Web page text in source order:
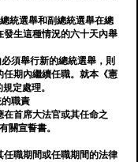
統選舉和副總統選舉在總
生這種情況的六十天內舉
須舉行新的總統選舉，則
期內繼續任職。就本《憲
定處理。
職責
首席大法官或其任命之
關宣誓書。
職期間或任職期間的法律